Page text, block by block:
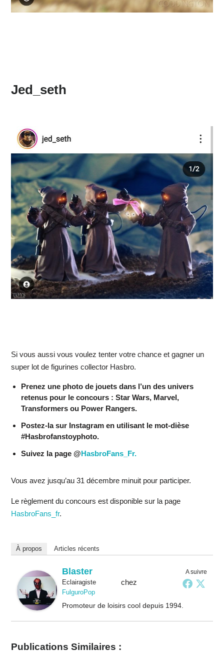
Jed_seth
Si vous aussi vous voulez tenter votre chance et gagner un
super lot de figurines collector Hasbro.
Prenez une photo de jouets dans l’un des univers
retenus pour le concours : Star Wars, Marvel,
Transformers ou Power Rangers.
Postez-la sur Instagram en utilisant le mot-dièse
#Hasbrofanstoyphoto.
Suivez la page @HasbroFans_Fr.
Vous avez jusqu’au 31 décembre minuit pour participer.
Le règlement du concours est disponible sur la page
HasbroFans_fr.
À propos Articles récents
A suivre
Blaster
Eclairagistechez
FulguroPop
Promoteur de loisirs cool depuis 1994.
Publications Similaires :